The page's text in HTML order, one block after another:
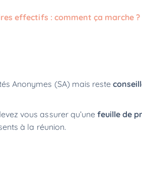
effectifs : comment ça marche ?
Anonymes (SA) mais reste
vous assurer qu’unefeuille de
à la réunion.